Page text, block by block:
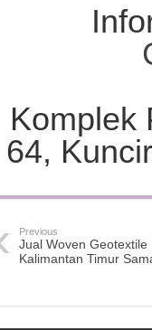
Komplek
64,
Previous
Jual Woven Geotextile
Kalimantan Timur